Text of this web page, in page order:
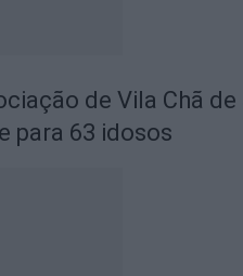
de Vila Chã
para 63 idosos